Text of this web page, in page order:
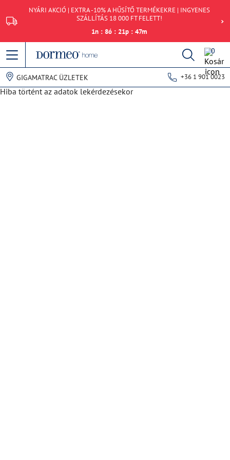
NYÁRI AKCIÓ | EXTRA -10% A HŰSÍTŐ TERMÉKEKRE | INGYENES
SZÁLLÍTÁS 18 000 FT FELETT!
1n : 8ó : 21p : 47m
0
GIGAMATRAC ÜZLETEK +36 1 901 0023
Hiba történt az adatok lekérdezésekor